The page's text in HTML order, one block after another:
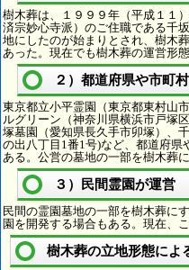
樹木葬は、１９９９年（平成１１
済宗妙心寺派）のご住職である千
地にしたのが始まりとされ、樹木
あった。現在でも樹木葬の運営形
２）都道府県や市町
東京都立小平霊園（東京都東村山
ルグリーン（神奈川県横浜市戸塚
塚墓園（愛知県長久手市卯塚）、
の出八丁目1番1号)など、都道府県
ある。公営の墓地の一部を樹木葬
３）民間霊園が運営
民間の霊園墓地の一部を樹木葬に
園を開発する場合もある。現在、
樹木葬の立地形態によ